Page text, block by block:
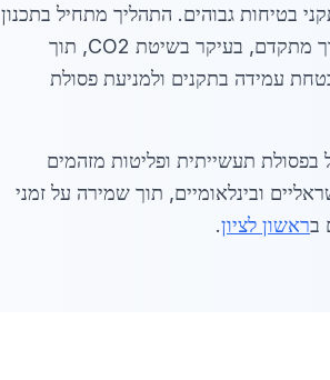
בטיחות גבוהים. התהליך מתחיל בתכנון
מקצועי ובקריאת שרטוטים טכניים מדויקים, המשמשים בסיס לעיבוד וחיתוך המתכות. לאחר מכן מתבצע ריתוך מתקדם, בעיקר בשיטת CO2, תוך
עמידה בתקנים ולמניעת פסולת
תעשייתית ופליטות מזהמים
ובינלאומיים, תוך שמירה על זמני
ראשון לציון.